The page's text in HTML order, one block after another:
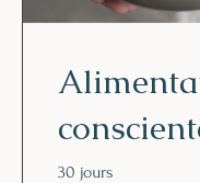
30 jours